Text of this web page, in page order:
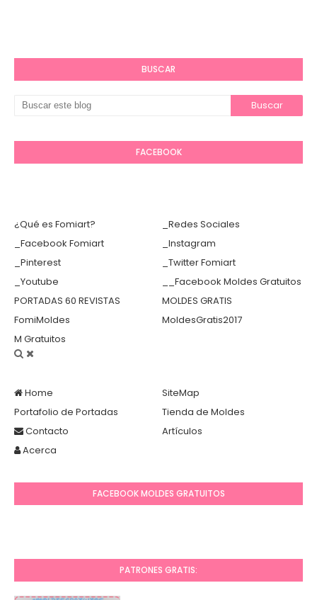
BUSCAR
FACEBOOK
¿Qué es Fomiart?
_Redes Sociales
_Facebook Fomiart
_Instagram
_Pinterest
_Twitter Fomiart
_Youtube
__Facebook Moldes Gratuitos
PORTADAS 60 REVISTAS
MOLDES GRATIS
FomiMoldes
MoldesGratis2017
M Gratuitos
Home
SiteMap
Portafolio de Portadas
Tienda de Moldes
Contacto
Artículos
Acerca
FACEBOOK MOLDES GRATUITOS
PATRONES GRATIS: